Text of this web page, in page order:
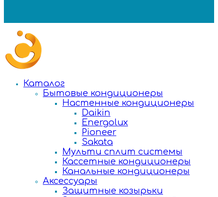
Каталог
Бытовые кондиционеры
Настенные кондиционеры
Daikin
Energolux
Pioneer
Sakata
Мульти сплит системы
Кассетные кондиционеры
Канальные кондиционеры
Аксессуары
Защитные козырьки